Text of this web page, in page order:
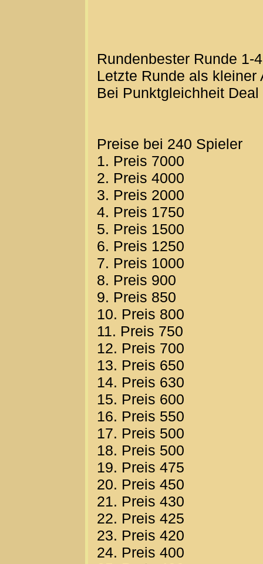
Rundenbester Runde 1-
Letzte Runde als kleiner
Bei Punktgleichheit Deal
Preise bei 240 Spieler
1. Preis 7000
2. Preis 4000
3. Preis 2000
4. Preis 1750
5. Preis 1500
6. Preis 1250
7. Preis 1000
8. Preis 900
9. Preis 850
10. Preis 800
11. Preis 750
12. Preis 700
13. Preis 650
14. Preis 630
15. Preis 600
16. Preis 550
17. Preis 500
18. Preis 500
19. Preis 475
20. Preis 450
21. Preis 430
22. Preis 425
23. Preis 420
24. Preis 400